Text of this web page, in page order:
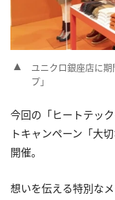
ユニクロ銀座店に
プ」
今回の「ヒートテッ
トキャンペーン「大
開催。
想いを伝える特別な